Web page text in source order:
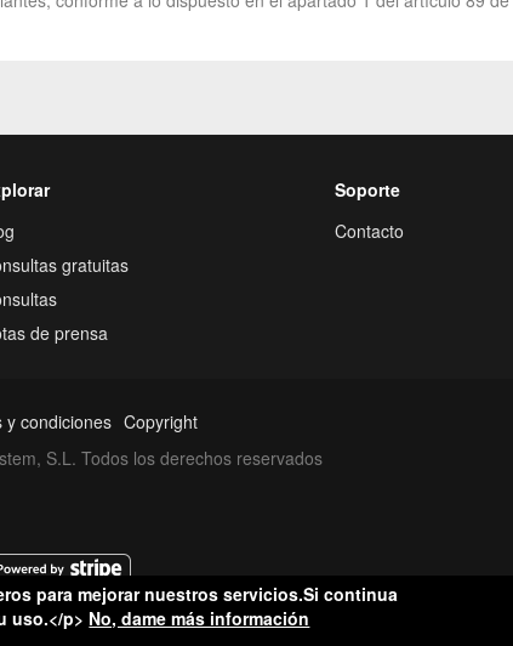
gratuitas
de prensa
Soporte
Contacto
y condiciones Copyright
S.L. Todos los derechos reservados
para mejorar nuestros servicios.Si continua
uso.</p> No, dame más información